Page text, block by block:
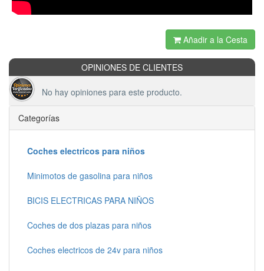
Añadir a la Cesta
OPINIONES DE CLIENTES
No hay opiniones para este producto.
Categorías
Coches electricos para niños
Minimotos de gasolina para niños
BICIS ELECTRICAS PARA NIÑOS
Coches de dos plazas para niños
Coches electricos de 24v para niños